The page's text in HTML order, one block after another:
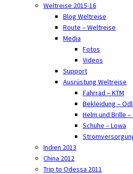
Weltreise 2015-16
Blog Weltreise
Route – Weltreise
Media
Fotos
Videos
Support
Ausrüstung Weltreise
Fahrrad – KTM
Bekleidung –
Helm und Brille –
Schuhe – Lowa
Indien 2013
China 2012
Trip to Odessa 2011